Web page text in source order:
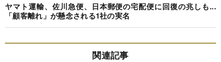
ヤマト運輸、佐川急便、日本郵便の宅配便に回復の兆しも...
「顧客離れ」が懸念される1社の実名
関連記事